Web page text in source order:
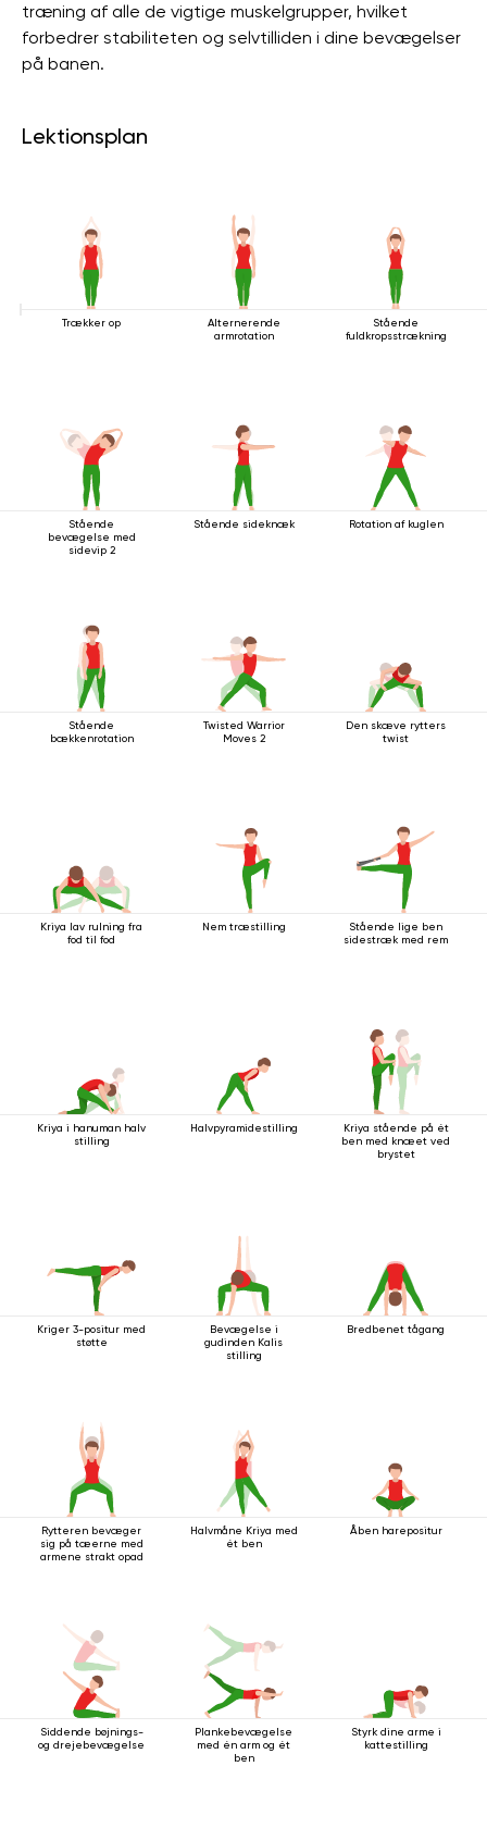
træning af alle de vigtige muskelgrupper, hvilket
forbedrer stabiliteten og selvtilliden i dine bevægelser
på banen.
Lektionsplan
Trækker op
Alternerende
armrotation
Stående
fuldkropsstrækning
Stående
bevægelse med
sidevip 2
Stående sideknæk Rotation af kuglen
Stående
bækkenrotation
Twisted Warrior
Moves 2
Den skæve rytters
twist
Kriya lav rulning fra
fod til fod
Nem træstilling
Stående lige ben
sidestræk med rem
Kriya i hanuman halv
stilling
Halvpyramidestilling
Kriya stående på ét
ben med knæet ved
brystet
Kriger 3-positur med
støtte
Bevægelse i
gudinden Kalis
stilling
Bredbenet tågang
Rytteren bevæger
sig på tæerne med
armene strakt opad
Halvmåne Kriya med
ét ben
Åben harepositur
Siddende bøjnings-
og drejebevægelse
Plankebevægelse
med én arm og ét
ben
Styrk dine arme i
kattestilling